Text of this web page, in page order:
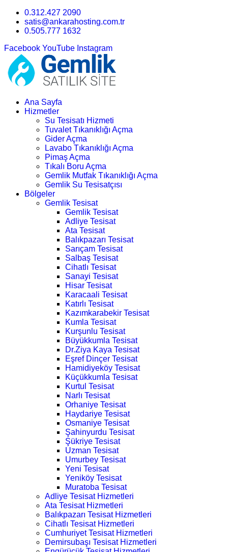
0.312.427 2090
satis@ankarahosting.com.tr
0.505.777 1632
Facebook YouTube Instagram
Ana Sayfa
Hizmetler
Su Tesisatı Hizmeti
Tuvalet Tıkanıklığı Açma
Gider Açma
Lavabo Tıkanıklığı Açma
Pimaş Açma
Tıkalı Boru Açma
Gemlik Mutfak Tıkanıklığı Açma
Gemlik Su Tesisatçısı
Bölgeler
Gemlik Tesisat
Gemlik Tesisat
Adliye Tesisat
Ata Tesisat
Balıkpazarı Tesisat
Sarıçam Tesisat
Salbaş Tesisat
Cihatlı Tesisat
Sanayi Tesisat
Hisar Tesisat
Karacaali Tesisat
Katırlı Tesisat
Kazımkarabekir Tesisat
Kumla Tesisat
Kurşunlu Tesisat
Büyükkumla Tesisat
Dr.Ziya Kaya Tesisat
Eşref Dinçer Tesisat
Hamidiyeköy Tesisat
Küçükkumla Tesisat
Kurtul Tesisat
Narlı Tesisat
Orhaniye Tesisat
Haydariye Tesisat
Osmaniye Tesisat
Şahinyurdu Tesisat
Şükriye Tesisat
Uzman Tesisat
Umurbey Tesisat
Yeni Tesisat
Yeniköy Tesisat
Muratoba Tesisat
Adliye Tesisat Hizmetleri
Ata Tesisat Hizmetleri
Balıkpazarı Tesisat Hizmetleri
Cihatlı Tesisat Hizmetleri
Cumhuriyet Tesisat Hizmetleri
Demirsubaşı Tesisat Hizmetleri